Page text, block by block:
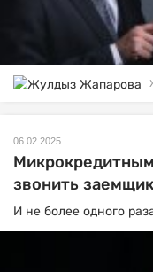
06.02.2025
звонить
И не более одного